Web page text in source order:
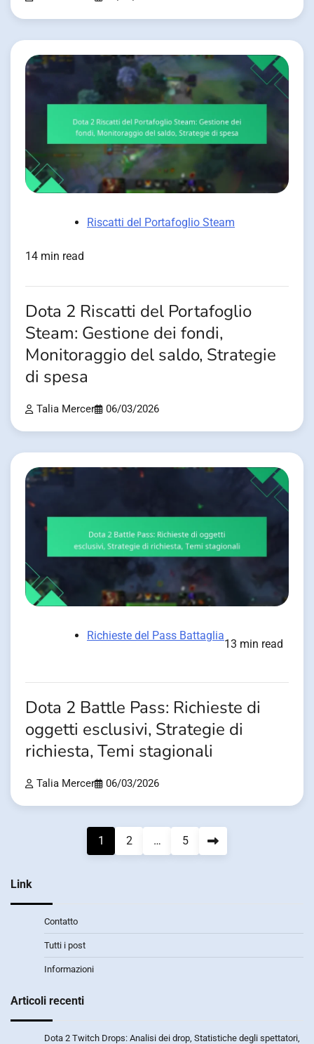
Riscatti del Portafoglio Steam
14 min read
Dota 2 Riscatti del Portafoglio
Steam: Gestione dei fondi,
Monitoraggio del saldo, Strategie
di spesa
Talia Mercer 06/03/2026
Richieste del Pass Battaglia
13 min read
Dota 2 Battle Pass: Richieste di
oggetti esclusivi, Strategie di
richiesta, Temi stagionali
Talia Mercer 06/03/2026
1 2 … 5
Link
Contatto
Tutti i post
Informazioni
Articoli recenti
Dota 2 Twitch Drops: Analisi dei drop, Statistiche degli spettatori,